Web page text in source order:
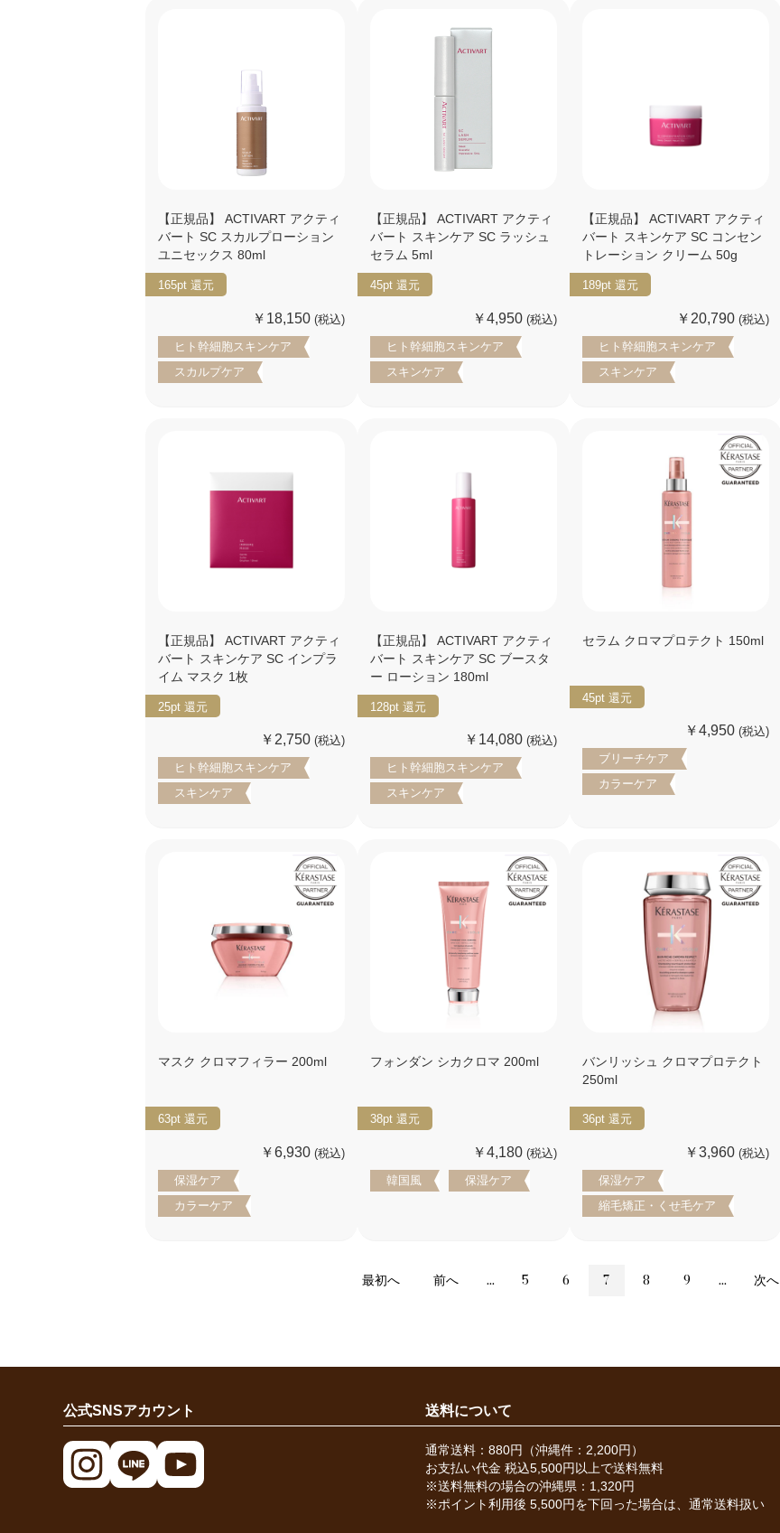
【正規品】 ACTIVART アクティ
バート SC スカルプローション
ユニセックス 80ml
165pt 還元
￥18,150 (税込)
ヒト幹細胞スキンケア
スカルプケア
【正規品】 ACTIVART アクティ
バート スキンケア SC ラッシュ
セラム 5ml
45pt 還元
￥4,950(税込)
ヒト幹細胞スキンケア
スキンケア
【正規品】 ACTIVART アクティ
バート スキンケア SC コンセン
トレーション クリーム 50g
189pt 還元
￥20,790(税込)
ヒト幹細胞スキンケア
スキンケア
【正規品】 ACTIVART アクティ
バート スキンケア SC インプラ
イム マスク 1枚
25pt 還元
￥2,750 (税込)
ヒト幹細胞スキンケア
スキンケア
【正規品】 ACTIVART アクティ
バート スキンケア SC ブースタ
ー ローション 180ml
128pt 還元
￥14,080(税込)
ヒト幹細胞スキンケア
スキンケア
セラム クロマプロテクト 150ml
45pt 還元
￥4,950(税込)
ブリーチケア
カラーケア
マスク クロマフィラー 200ml
63pt 還元
￥6,930 (税込)
保湿ケア
カラーケア
フォンダン シカクロマ 200ml
38pt 還元
￥4,180(税込)
韓国風
保湿ケア
バンリッシュ クロマプロテクト
250ml
36pt 還元
￥3,960(税込)
保湿ケア
縮毛矯正・くせ毛ケア
最初へ 前へ ... 5 6 7 8 9 ... 次へ
公式SNSアカウント 送料について
通常送料：880円（沖縄件：2,200円）
お支払い代金 税込5,500円以上で送料無料
※送料無料の場合の沖縄県：1,320円
※ポイント利用後 5,500円を下回った場合は、通常送料扱い